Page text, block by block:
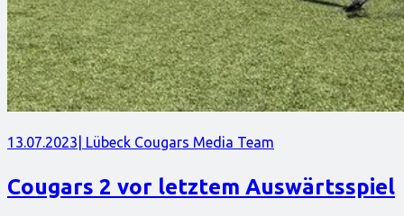
13.07.2023 | Lübeck Cougars Media Team
Cougars 2 vor letztem Auswärtsspiel